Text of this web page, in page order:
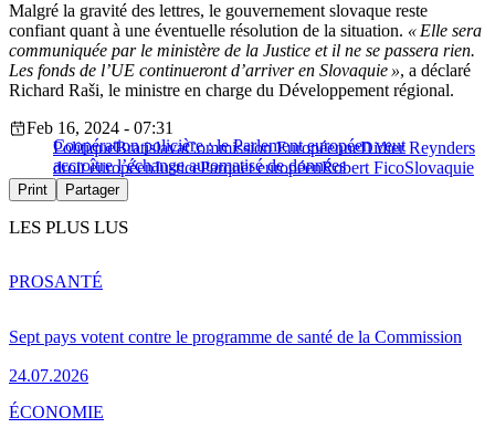
Malgré la gravité des lettres, le gouvernement slovaque reste
confiant quant à une éventuelle résolution de la situation. « Elle sera
communiquée par le ministère de la Justice et il ne se passera rien.
Les fonds de l’UE continueront d’arriver en Slovaquie », a déclaré
Richard Raši, le ministre en charge du Développement régional.
Coopération policière : le Parlement européen veut
accroître l’échange automatisé de données
Feb 16, 2024 - 07:31
PolitiqueBratislavaCommission EuropéenneDidier Reynders
droit européenJusticeParquet européenRobert FicoSlovaquie
Print Partager
LES PLUS LUS
Sept pays votent contre le programme de santé de la Commission
24.07.2026
PROSANTÉ
ÉCONOMIE